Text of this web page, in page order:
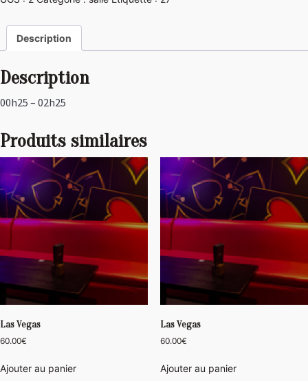
Description
Description
00h25 – 02h25
Produits similaires
Las Vegas
60.00€
Ajouter au panier
Las Vegas
60.00€
Ajouter au panier